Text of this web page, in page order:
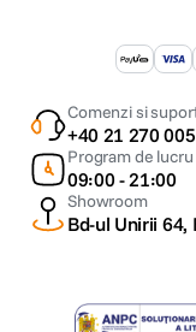
Comenzi si
+40 21 270
Program de lucru
09:00 - 21:00
Showroom
Bd-ul Unirii 64,